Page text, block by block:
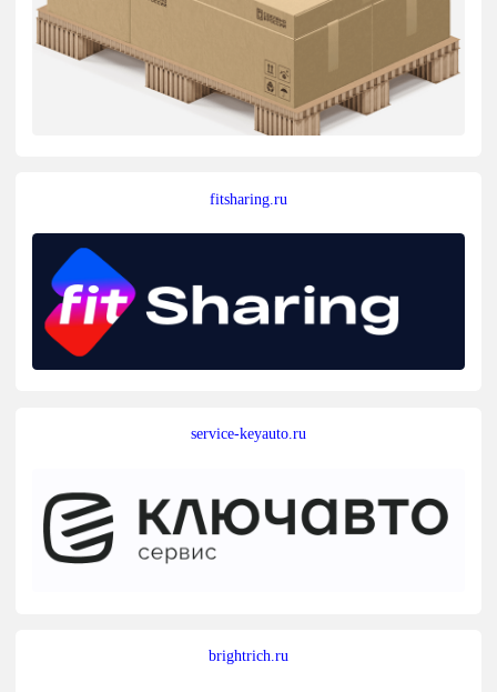
fitsharing.ru
service-keyauto.ru
brightrich.ru